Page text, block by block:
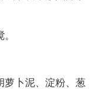
萝卜泥、淀粉、葱